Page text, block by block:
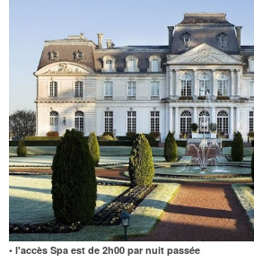
• l'accès Spa est de 2h00 par nuit passée